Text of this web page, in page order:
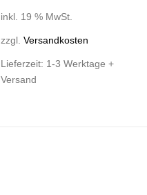
inkl. 19 % MwSt.
zzgl. Versandkosten
Lieferzeit: 1-3 Werktage +
Versand